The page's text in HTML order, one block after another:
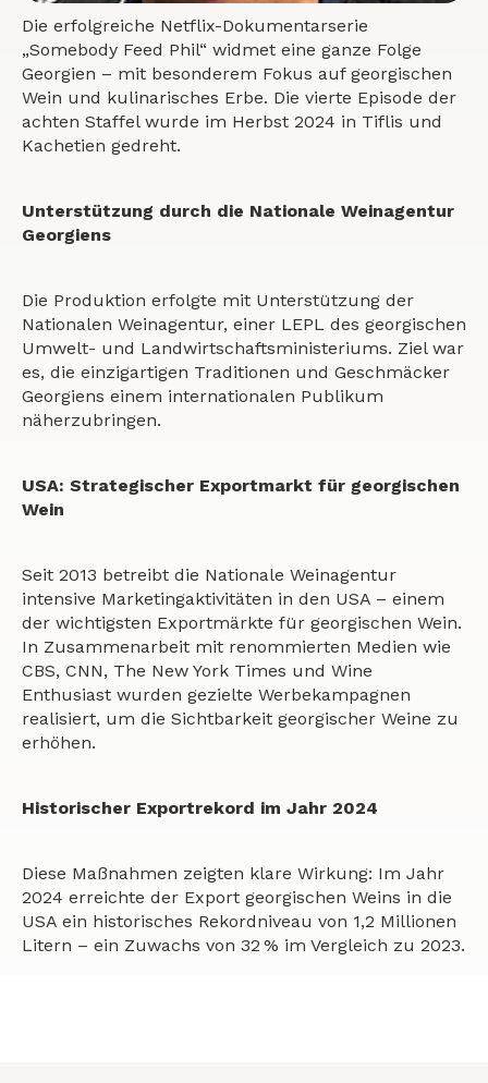
Die erfolgreiche Netflix-Dokumentarserie
„Somebody Feed Phil“ widmet eine ganze Folge
Georgien – mit besonderem Fokus auf georgischen
Wein und kulinarisches Erbe. Die vierte Episode der
achten Staffel wurde im Herbst 2024 in Tiflis und
Kachetien gedreht.
Unterstützung durch die Nationale Weinagentur
Georgiens
Die Produktion erfolgte mit Unterstützung der
Nationalen Weinagentur, einer LEPL des georgischen
Umwelt- und Landwirtschaftsministeriums. Ziel war
es, die einzigartigen Traditionen und Geschmäcker
Georgiens einem internationalen Publikum
näherzubringen.
USA: Strategischer Exportmarkt für georgischen
Wein
Seit 2013 betreibt die Nationale Weinagentur
intensive Marketingaktivitäten in den USA – einem
der wichtigsten Exportmärkte für georgischen Wein.
In Zusammenarbeit mit renommierten Medien wie
CBS, CNN, The New York Times und Wine
Enthusiast wurden gezielte Werbekampagnen
realisiert, um die Sichtbarkeit georgischer Weine zu
erhöhen.
Historischer Exportrekord im Jahr 2024
Diese Maßnahmen zeigten klare Wirkung: Im Jahr
2024 erreichte der Export georgischen Weins in die
USA ein historisches Rekordniveau von 1,2 Millionen
Litern – ein Zuwachs von 32 % im Vergleich zu 2023.